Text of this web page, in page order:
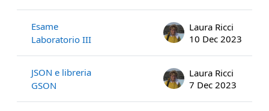
Esame
Laboratorio III
Laura Ricci
10 Dec 2023
JSON e libreria
GSON
Laura Ricci
7 Dec 2023